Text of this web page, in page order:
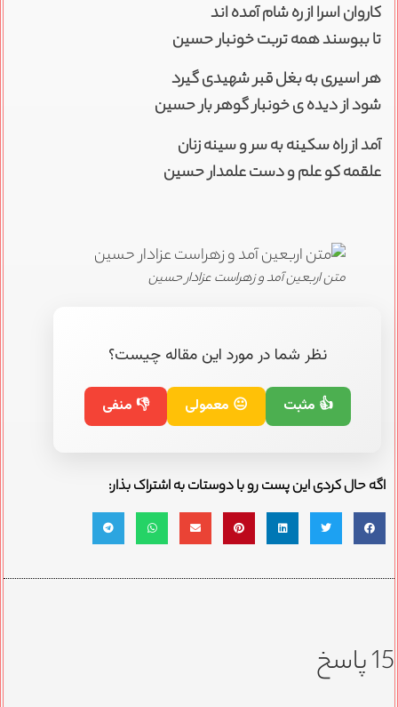
اسرا از ره شام آمده اند
ببوسند همه تربت خونبار حسین
اسیری به بغل قبر شهیدی گیرد
از دیده ی خونبار گوهر بار حسین
از راه سکینه به سر و سینه زنان
کو علم و دست علمدار حسین
متن اربعین آمد و زهراست عزادار حسین
نظر شما در مورد این مقاله چیست؟
👍 مثبت 😐 معمولی 👎 منفی
حال کردی این پست رو با دوستات به اشتراک بذار: